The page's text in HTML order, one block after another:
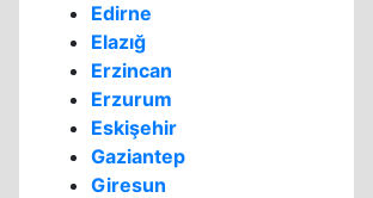
Edirne
Elazığ
Erzincan
Erzurum
Eskişehir
Gaziantep
Giresun